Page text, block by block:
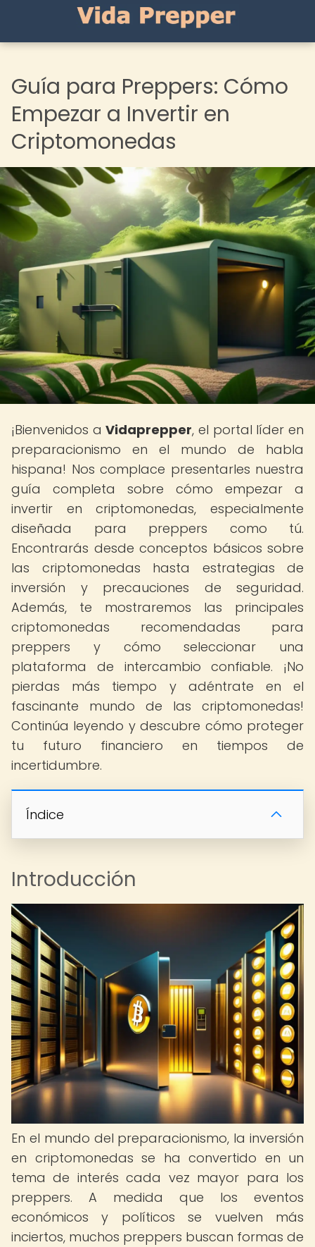
Guía para Preppers: Cómo
Empezar a Invertir en
Criptomonedas
¡Bienvenidos aVidaprepper, el portal líder en
preparacionismo en el mundo de habla
hispana! Nos complace presentarles nuestra
guía completa sobre cómo empezar a
invertir en criptomonedas, especialmente
diseñada para preppers como tú.
Encontrarás desde conceptos básicos sobre
las criptomonedas hasta estrategias de
inversión y precauciones de seguridad.
Además, te mostraremos las principales
criptomonedas recomendadas para
preppers y cómo seleccionar una
plataforma de intercambio confiable. ¡No
pierdas más tiempo y adéntrate en el
fascinante mundo de las criptomonedas!
Continúa leyendo y descubre cómo proteger
tu futuro financiero en tiempos de
incertidumbre.
Índice
Introducción
En el mundo del preparacionismo, la inversión
en criptomonedas se ha convertido en un
tema de interés cada vez mayor para los
preppers. A medida que los eventos
económicos y políticos se vuelven más
inciertos, muchos preppers buscan formas de